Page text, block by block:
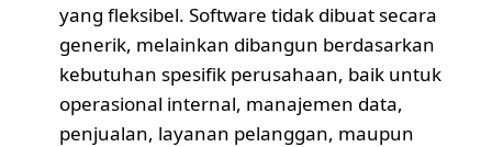
yang fleksibel. Software tidak dibuat secara
generik, melainkan dibangun berdasarkan
kebutuhan spesifik perusahaan, baik untuk
operasional internal, manajemen data,
penjualan, layanan pelanggan, maupun